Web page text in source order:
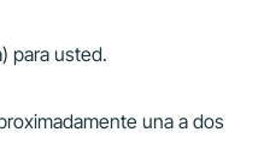
para usted.
una a dos